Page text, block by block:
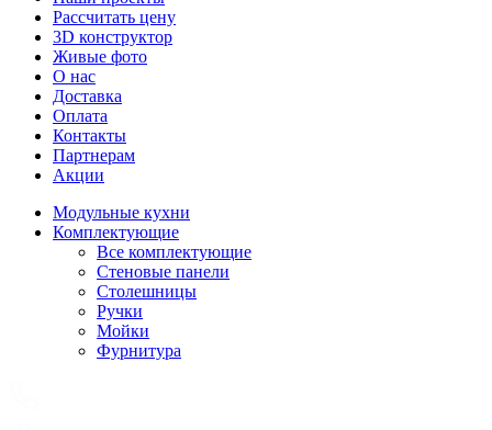
Рассчитать цену
3D конструктор
Живые фото
О нас
Доставка
Оплата
Контакты
Партнерам
Акции
Модульные кухни
Комплектующие
Все комплектующие
Стеновые панели
Столешницы
Ручки
Мойки
Фурнитура